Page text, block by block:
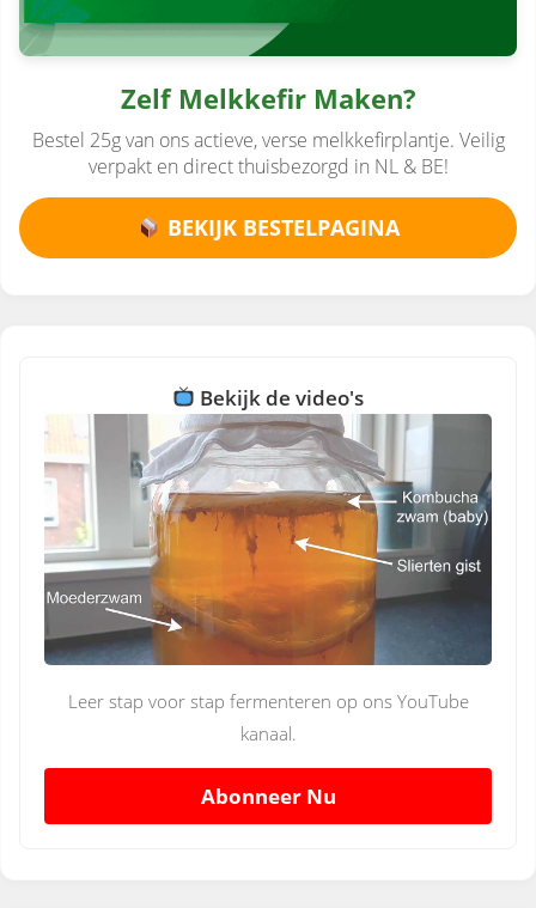
Zelf Melkkefir Maken?
Bestel 25g van ons actieve, verse melkkefirplantje. Veilig
verpakt en direct thuisbezorgd in NL & BE!
BEKIJK BESTELPAGINA
Bekijk de video's
Leer stap voor stap fermenteren op ons YouTube
kanaal.
Abonneer Nu